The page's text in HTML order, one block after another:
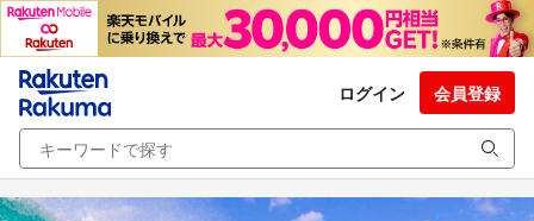
ログイン 会員登録